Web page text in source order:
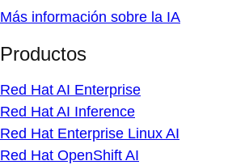
Más información sobre la IA
Productos
Red Hat AI Enterprise
Red Hat AI Inference
Red Hat Enterprise Linux AI
Red Hat OpenShift AI